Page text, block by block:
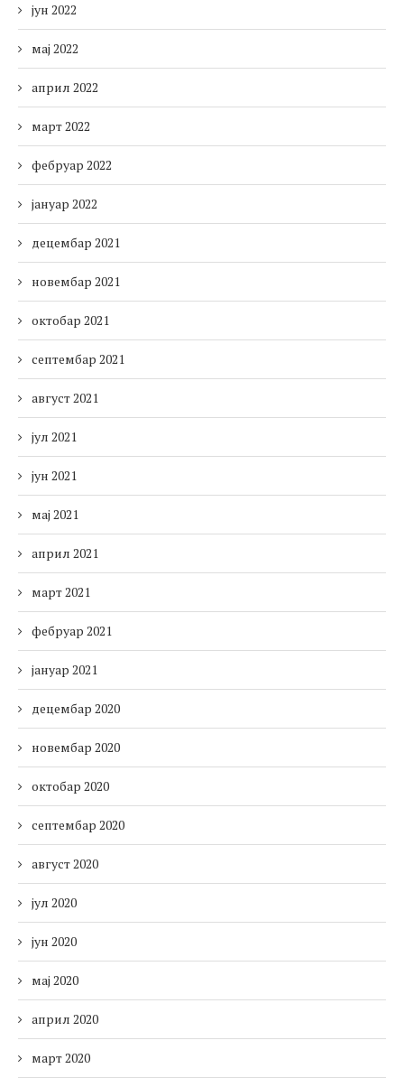
јун 2022
мај 2022
април 2022
март 2022
фебруар 2022
јануар 2022
децембар 2021
новембар 2021
октобар 2021
септембар 2021
август 2021
јул 2021
јун 2021
мај 2021
април 2021
март 2021
фебруар 2021
јануар 2021
децембар 2020
новембар 2020
октобар 2020
септембар 2020
август 2020
јул 2020
јун 2020
мај 2020
април 2020
март 2020